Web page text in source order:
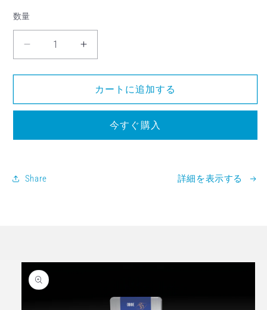
数量
数量
LnK Rohr für Oboe Cut2の数量を減らす
LnK Rohr für Oboe Cut2の数量を増
カートに追加する
今すぐ購入
Share 詳細を表示する